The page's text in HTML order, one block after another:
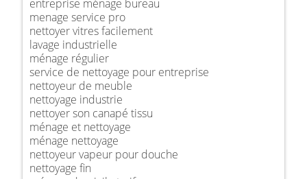
entreprise ménage bureau
menage service pro
nettoyer vitres facilement
lavage industrielle
ménage régulier
service de nettoyage pour entreprise
nettoyeur de meuble
nettoyage industrie
nettoyer son canapé tissu
ménage et nettoyage
ménage nettoyage
nettoyeur vapeur pour douche
nettoyage fin